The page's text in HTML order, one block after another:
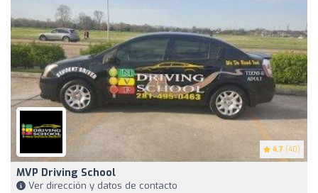
4.7 (40)
MVP Driving School
Ver dirección y datos de contacto